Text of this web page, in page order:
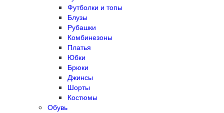
Футболки и топы
Блузы
Рубашки
Комбинезоны
Платья
Юбки
Брюки
Джинсы
Шорты
Костюмы
Обувь